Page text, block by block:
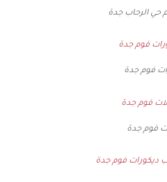
حي الرحاب جدة
فوم جدة
فوم جدة